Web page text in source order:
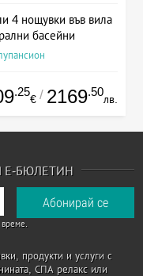
4 нощувки във вила
басейни
.25
€ / 2169.50
лв.
Е-БЮЛЕТИН
продукти и услуги с
СПА релакс или